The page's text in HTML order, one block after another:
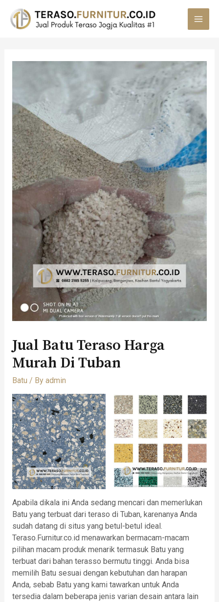
Jual Batu Teraso Harga
Murah Di Tuban
Batu / By admin
Apabila dikala ini Anda sedang mencari dan memerlukan
Batu yang terbuat dari teraso di Tuban, karenanya Anda
sudah datang di situs yang betul-betul ideal.
Teraso.Furnitur.co.id menawarkan bermacam-macam
pilihan macam produk menarik termasuk Batu yang
terbuat dari bahan terasso bermutu tinggi. Anda bisa
memilih Batu sesuai dengan kebutuhan dan harapan
Anda, sebab Batu yang kami tawarkan untuk Anda
tersedia dalam beberapa jenis varian desain antara lain